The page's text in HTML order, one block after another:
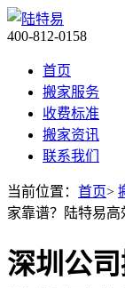
400-812-0158
首页
搬家服务
收费标准
搬家资讯
联系我们
当前位置： 首页>
家靠谱？陆特易
深圳公